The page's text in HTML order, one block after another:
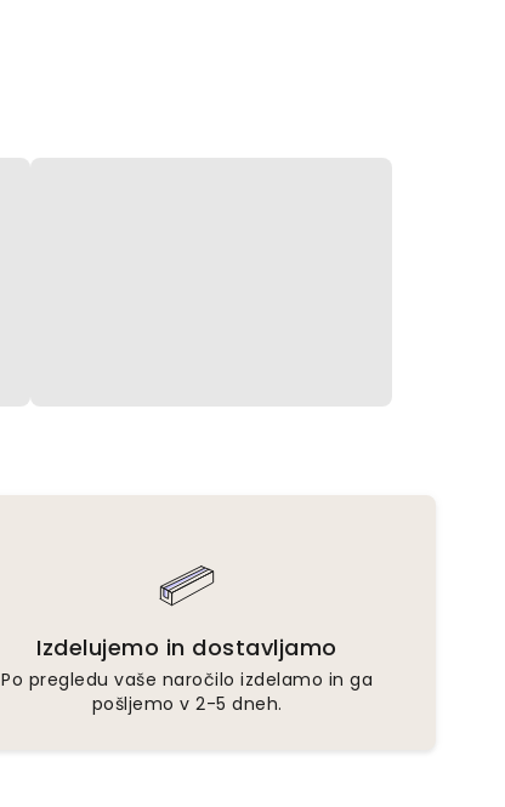
Izdelujemo in dostavljamo
Po pregledu vaše naročilo izdelamo in ga
pošljemo v 2-5 dneh.